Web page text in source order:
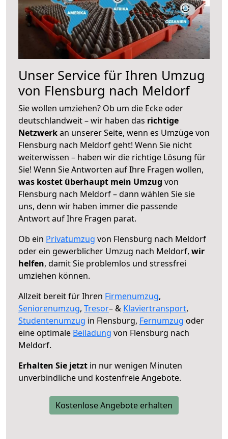
Unser Service für Ihren Umzug
von Flensburg nach Meldorf
Sie wollen umziehen? Ob um die Ecke oder
deutschlandweit – wir haben das richtige
Netzwerkan unserer Seite, wenn es Umzüge von
Flensburg nach Meldorf geht! Wenn Sie nicht
weiterwissen – haben wir die richtige Lösung für
Sie! Wenn Sie Antworten auf Ihre Fragen wollen,
was kostet überhaupt mein Umzug von
Flensburg nach Meldorf – dann wählen Sie sie
uns, denn wir haben immer die passende
Antwort auf Ihre Fragen parat.
Ob ein Privatumzug von Flensburg nach Meldorf
oder ein gewerblicher Umzug nach Meldorf, wir
helfen, damit Sie problemlos und stressfrei
umziehen können.
Allzeit bereit für Ihren Firmenumzug,
Seniorenumzug, Tresor– & Klaviertransport,
Studentenumzug in Flensburg, Fernumzug oder
eine optimale Beiladung von Flensburg nach
Meldorf.
Erhalten Sie jetzt in nur wenigen Minuten
unverbindliche und kostenfreie Angebote.
Kostenlose Angebote erhalten